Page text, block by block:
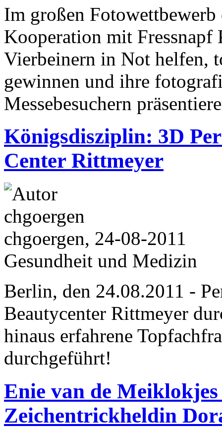
Im großen
Kooperation mit Fressnapf
Vierbeinern in Not helfen,
gewinnen und ihre
Messebesuchern
Königsdisziplin: 3D
Center Rittmeyer
chgoergen, 24-08-2011
Gesundheit und Medizin
Berlin, den 24.08.2011 -
Beautycenter Rittmeyer
hinaus erfahrene
durchgeführt!
Enie van de
Zeichentrickheldin